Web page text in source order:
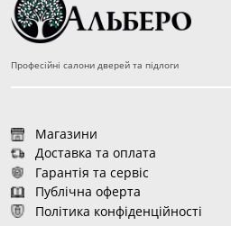
Професійні салони дверей та підлоги
Магазини
Доставка та оплата
Гарантія та сервіс
Публічна оферта
Політика конфіденційності